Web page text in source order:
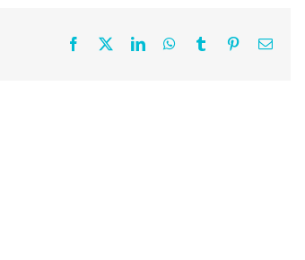
Facebook
X LinkedInWhatsApp
TumblrPinterestCorreo